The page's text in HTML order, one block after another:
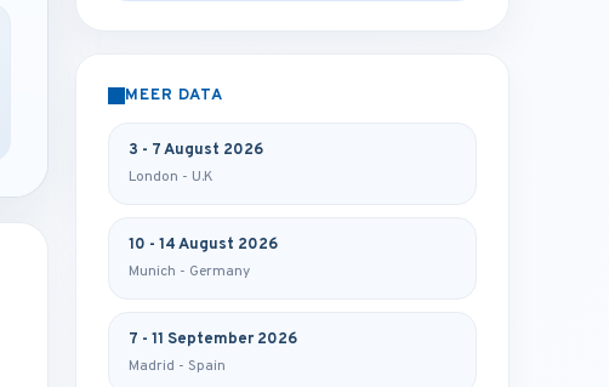
MEER DATA
3 - 7 August 2026
London - U.K
10 - 14 August 2026
Munich - Germany
7 - 11 September 2026
Madrid - Spain